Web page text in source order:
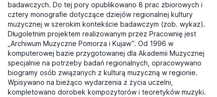
badawczych. Do tej pory opublikowano 8 prac zbiorowych i
cztery monografie dotyczące dziejów regionalnej kultury
muzycznej w szerokim kontekście badawczym (zob. wykaz).
Długoletnim projektem realizowanym przez Pracownię jest
„Archiwum Muzyczne Pomorza i Kujaw”. Od 1996 w
komputerowej bazie przygotowanej dla Akademii Muzycznej
specjalnie na potrzeby badań regionalnych, opracowywano
biogramy osób związanych z kulturą muzyczną w regionie.
Wpisywano na bieżąco wydarzenia z życia uczelni,
kompletowano dorobek kompozytorów i teoretyków muzyki.